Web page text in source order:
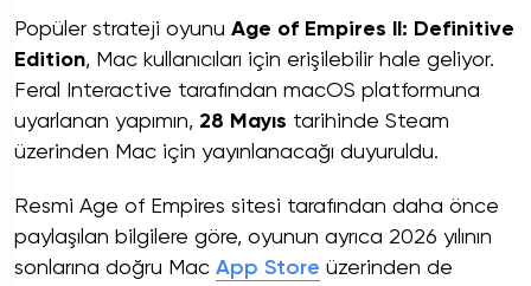
Popüler strateji oyunu Age of Empires II: Definitive
Edition, Mac kullanıcıları için erişilebilir hale geliyor.
Feral Interactive tarafından macOS platformuna
uyarlanan yapımın, 28 Mayıs tarihinde Steam
üzerinden Mac için yayınlanacağı duyuruldu.
Resmi Age of Empires sitesi tarafından daha önce
paylaşılan bilgilere göre, oyunun ayrıca 2026 yılının
sonlarına doğru Mac App Store üzerinden de